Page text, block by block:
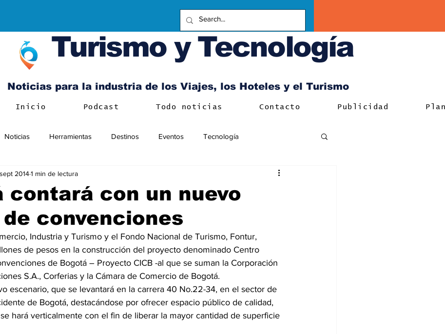
Turismo y Tecnología
Noticias para la industria de los Viajes, los Hoteles y el Turismo
Inicio Podcast Todo noticias Contacto Publicidad
Noticias Herramientas Destinos Eventos Tecnología
contará con un nuevo
convenciones
20141 min de lectura
Industria y Turismo y el Fondo Nacional de Turismo, Fontur,
de pesos en la construcción del proyecto denominado Centro
de Bogotá – Proyecto CICB -al que se suman la Corporación
S.A., Corferias y la Cámara de Comercio de Bogotá.
escenario, que se levantará en la carrera 40 No.22-34, en el sector de
de Bogotá, destacándose por ofrecer espacio público de calidad,
hará verticalmente con el fin de liberar la mayor cantidad de superficie